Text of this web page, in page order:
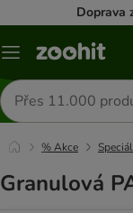
Doprava
Menu
Hledat
produkty
% Akce
Granulová